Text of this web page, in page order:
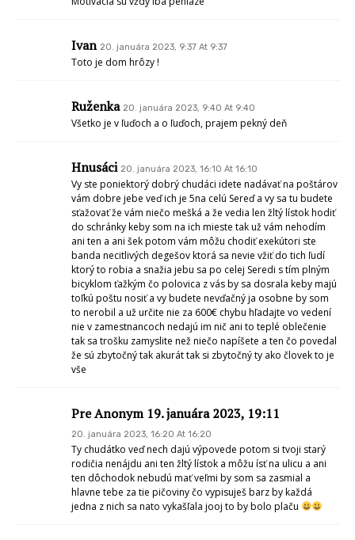
Ivan 20. januára 2023, 9:37 At 9:37
Toto je dom hrôzy !
Ruženka 20. januára 2023, 9:40 At 9:40
Všetko je v ľuďoch a o ľuďoch, prajem pekný deň
Hnusáci 20. januára 2023, 16:10 At 16:10
Vy ste poniektorý dobrý chudáci idete nadávať na poštárov
vám dobre jebe veď ich je 5na celú Sereď a vy sa tu budete
sťažovať že vám niečo mešká a že vedia len žltý lístok hodiť
do schránky keby som na ich mieste tak už vám nehodím
ani ten a ani šek potom vám môžu chodiť exekútori ste
banda necitlivých degešov ktorá sa nevie vžiť do tich ľudí
ktorý to robia a snažia jebu sa po celej Seredi s tím plným
bicyklom ťažkým čo polovica z vás by sa dosrala keby majú
toľkú poštu nosiť a vy budete nevďačný ja osobne by som
to nerobil a už určite nie za 600€ chybu hľadajte vo vedení
nie v zamestnancoch nedajú im nič ani to teplé oblečenie
tak sa trošku zamyslite než niečo napíšete a ten čo povedal
že sú zbytočný tak akurát tak si zbytočný ty ako človek to je
vše
Pre Anonym 19. januára 2023, 19:11
20. januára 2023, 16:20 At 16:20
Ty chudátko veď nech dajú výpovede potom si tvoji starý
rodičia nenájdu ani ten žltý lístok a môžu ísť na ulicu a ani
ten dôchodok nebudú mať veľmi by som sa zasmial a
hlavne tebe za tie pičoviny čo vypisuješ barz by každá
jedna z nich sa nato vykašľala jooj to by bolo plaču